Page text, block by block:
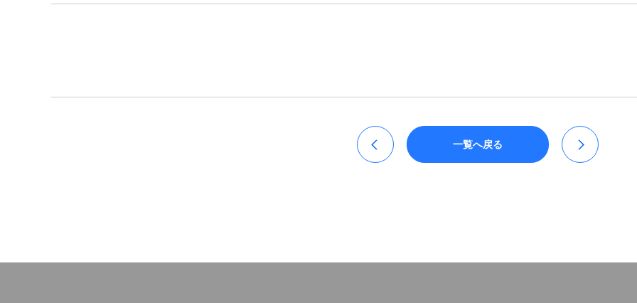
一覧へ戻る